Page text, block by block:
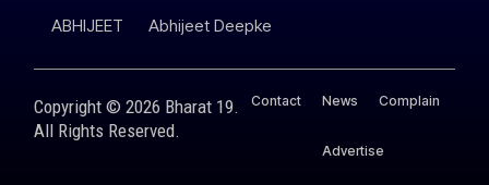
ABHIJEET Abhijeet Deepke
Copyright © 2026 Bharat 19.
All Rights Reserved.
Contact News Complain
Advertise